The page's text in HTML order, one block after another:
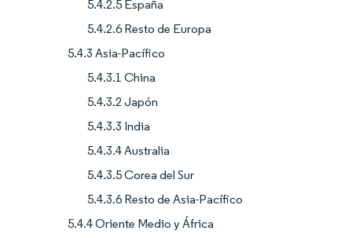
5.4.2.5 España
5.4.2.6 Resto de Europa
5.4.3 Asia-Pacífico
5.4.3.1 China
5.4.3.2 Japón
5.4.3.3 India
5.4.3.4 Australia
5.4.3.5 Corea del Sur
5.4.3.6 Resto de Asia-Pacífico
5.4.4 Oriente Medio y África